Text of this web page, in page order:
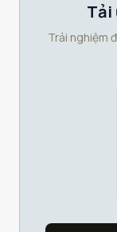
Tải
Trải nghiệm